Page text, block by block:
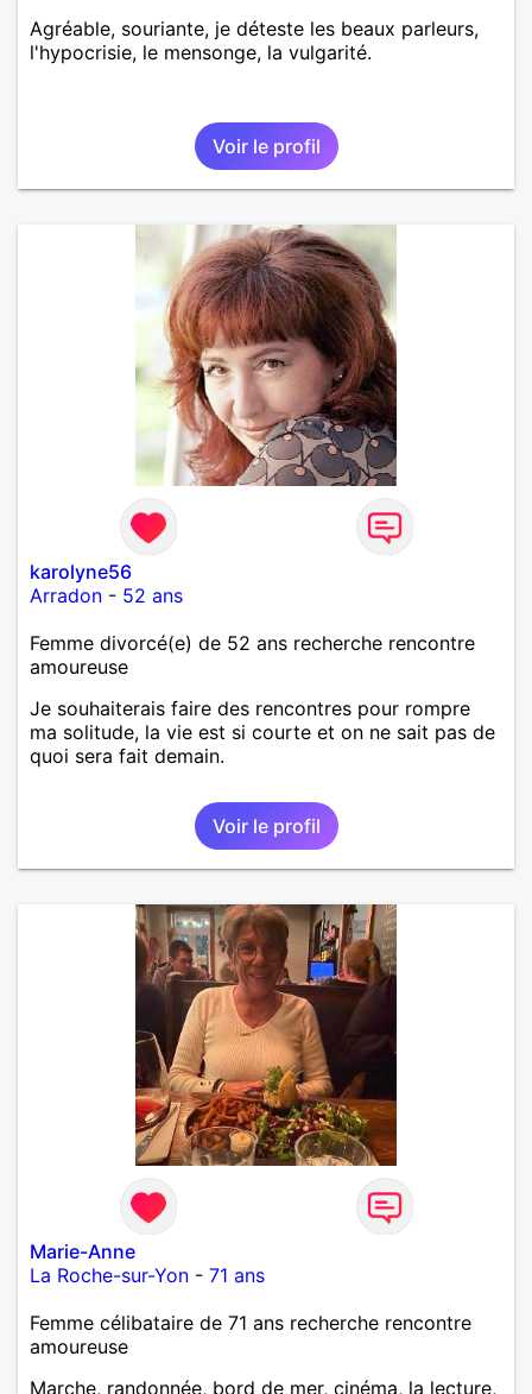
Agréable, souriante, je déteste les beaux parleurs,
l'hypocrisie, le mensonge, la vulgarité.
Voir le profil
karolyne56
Arradon - 52 ans
Femme divorcé(e) de 52 ans recherche rencontre
amoureuse
Je souhaiterais faire des rencontres pour rompre
ma solitude, la vie est si courte et on ne sait pas de
quoi sera fait demain.
Voir le profil
Marie-Anne
La Roche-sur-Yon - 71 ans
Femme célibataire de 71 ans recherche rencontre
amoureuse
Marche, randonnée, bord de mer, cinéma, la lecture,